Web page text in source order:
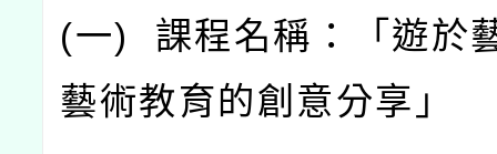
(一) 課程名稱：「遊於
藝術教育的創意分享」